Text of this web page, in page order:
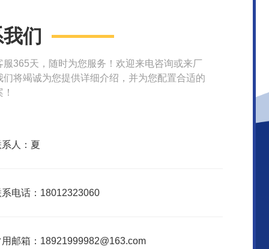
们
服365天，随时为您服务！欢迎来电咨询或来厂
们将竭诚为您提供详细介绍，并为您配置合适的
系人：夏
系电话：18012323060
用邮箱：18921999982@163.com